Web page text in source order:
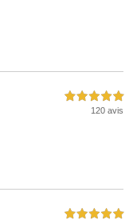
5,0 étoiles sur 5
120 avis
5,0 étoiles sur 5